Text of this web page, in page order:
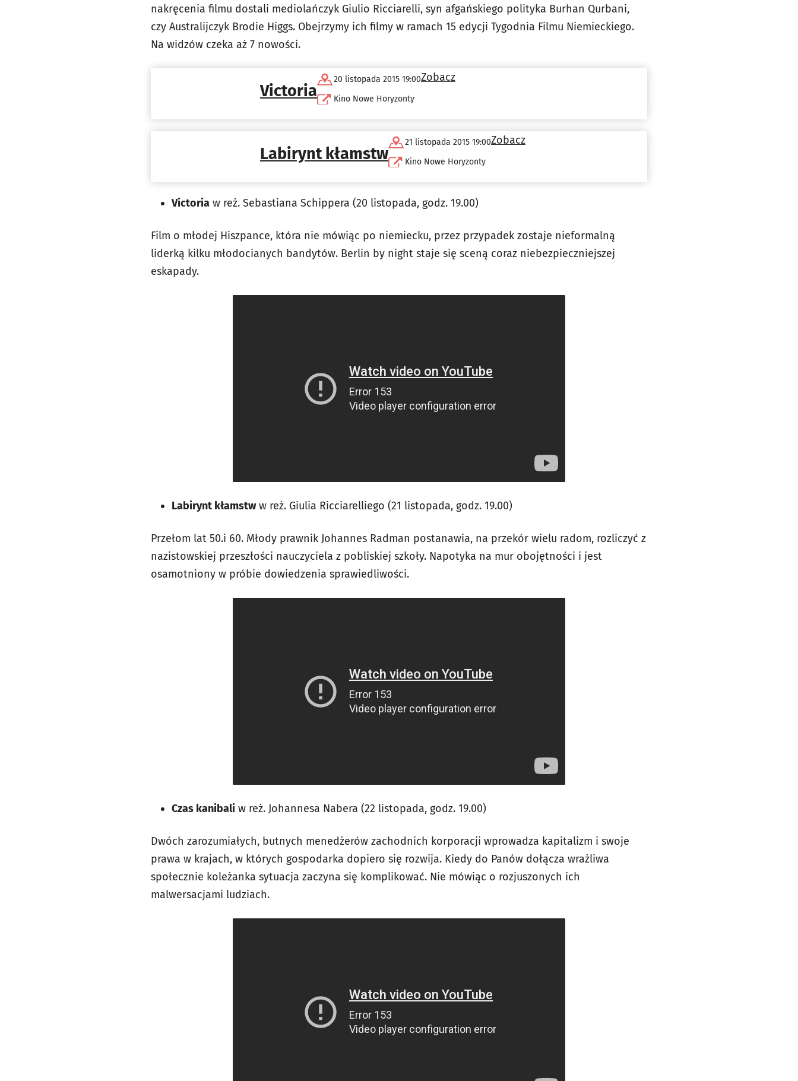
nakręcenia filmu dostali mediolańczyk Giulio Ricciarelli, syn afgańskiego polityka Burhan Qurbani,
czy Australijczyk Brodie Higgs. Obejrzymy ich filmy w ramach 15 edycji Tygodnia Filmu Niemieckiego.
Na widzów czeka aż 7 nowości.
Victoria
20 listopada 2015 19:00
Kino Nowe Horyzonty
Zobacz
Labirynt kłamstw
21 listopada 2015 19:00
Kino Nowe Horyzonty
Zobacz
Victoria w reż. Sebastiana Schippera (20 listopada, godz. 19.00)
Film o młodej Hiszpance, która nie mówiąc po niemiecku, przez przypadek zostaje nieformalną
liderką kilku młodocianych bandytów. Berlin by night staje się sceną coraz niebezpieczniejszej
eskapady.
Labirynt kłamstww reż. Giulia Ricciarelliego (21 listopada, godz. 19.00)
Przełom lat 50.i 60. Młody prawnik Johannes Radman postanawia, na przekór wielu radom, rozliczyć z
nazistowskiej przeszłości nauczyciela z pobliskiej szkoły. Napotyka na mur obojętności i jest
osamotniony w próbie dowiedzenia sprawiedliwości.
Czas kanibali w reż. Johannesa Nabera (22 listopada, godz. 19.00)
Dwóch zarozumiałych, butnych menedżerów zachodnich korporacji wprowadza kapitalizm i swoje
prawa w krajach, w których gospodarka dopiero się rozwija. Kiedy do Panów dołącza wrażliwa
społecznie koleżanka sytuacja zaczyna się komplikować. Nie mówiąc o rozjuszonych ich
malwersacjami ludziach.